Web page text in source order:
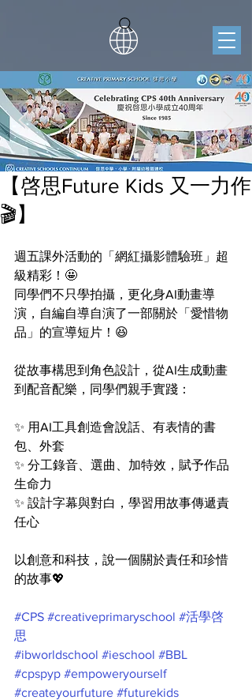
【啓思Future Kids 又一力作
🎬】
週五課外活動的「網紅攝影體驗班」超
級精彩！🤩
同學們不只學拍攝，更化身AI動畫導
演，自編自導自演了一部關於「愛惜物
品」的宣導短片！😆
從故事構思到角色設計，從AI生成動畫
到配音配樂，同學們親手實踐：
✨ 用AI工具創造會說話、有表情的書
包、外套
✨ 分工錄音、選曲、加特效，賦予作品
生命力
✨ 設計字幕與對白，學習用故事傳遞責
任心
以創意和科技，說一個關於責任和珍惜
的故事💖
#CPS #creativeprimaryschool #活學啓
思
#ibworldschool #ieschool #BBL
#cpspyp #empoweryourself
#createyourfuture #futurekids